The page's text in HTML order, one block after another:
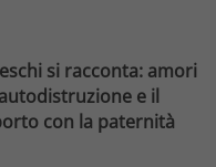
si racconta: amori
e il
con la paternità